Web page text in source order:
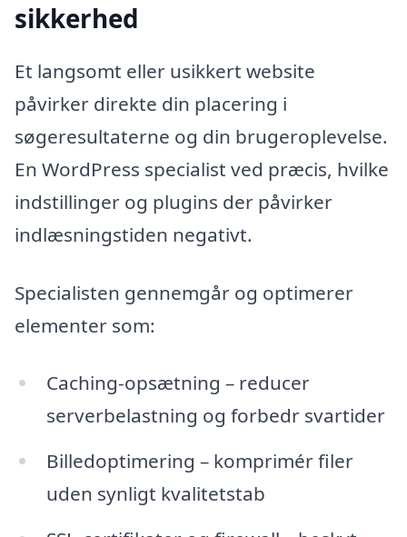
sikkerhed
Et langsomt eller usikkert website
påvirker direkte din placering i
søgeresultaterne og din brugeroplevelse.
En WordPress specialist ved præcis, hvilke
indstillinger og plugins der påvirker
indlæsningstiden negativt.
Specialisten gennemgår og optimerer
elementer som:
Caching-opsætning – reducer
serverbelastning og forbedr svartider
Billedoptimering – komprimér filer
uden synligt kvalitetstab